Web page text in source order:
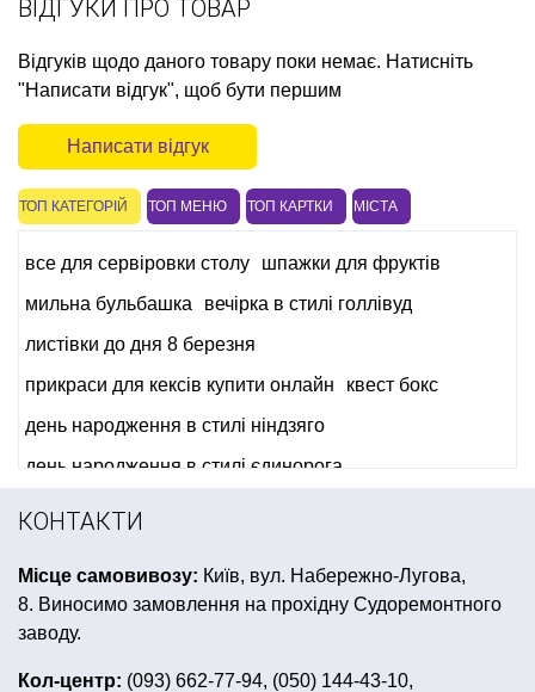
ВІДГУКИ ПРО ТОВАР
Відгуків щодо даного товару поки немає. Натисніть
"Написати відгук", щоб бути першим
Написати відгук
ТОП КАТЕГОРІЙ ТОП МЕНЮ ТОП КАРТКИ МІСТА
все для сервіровки столу
шпажки для фруктів
мильна бульбашка
вечірка в стилі голлівуд
листівки до дня 8 березня
прикраси для кексів купити онлайн
квест бокс
день народження в стилі ніндзяго
день народження в стилі єдинорога
міккі маус день народження
карнавальні окуляри
крила янгола купити
піратська вечірка одноразовий посуд
КОНТАКТИ
Місце самовивозу: Київ, вул. Набережно-Лугова,
8. Виносимо замовлення на прохідну Судоремонтного
заводу.
Кол-центр: (093) 662-77-94, (050) 144-43-10,